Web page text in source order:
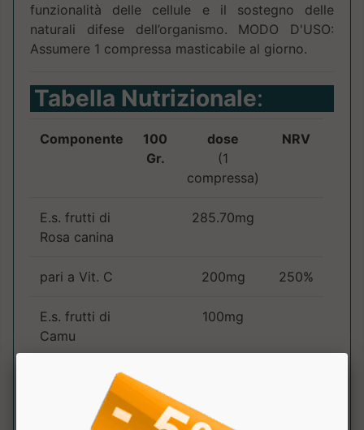
funzionalità delle cellule e il sostegno delle
naturali difese dell’organismo. MODO D'USO:
Assumere 1 compressa masticabile al giorno.
Tabella Nutrizionale:
Componente
100
Gr.
dose
(1
compressa)
NRV
E.s. frutti di
Rosa canina
285.70mg
pari a Vit. C 200mg 250%
E.s. frutti di
Camu
100mg
vitamina C